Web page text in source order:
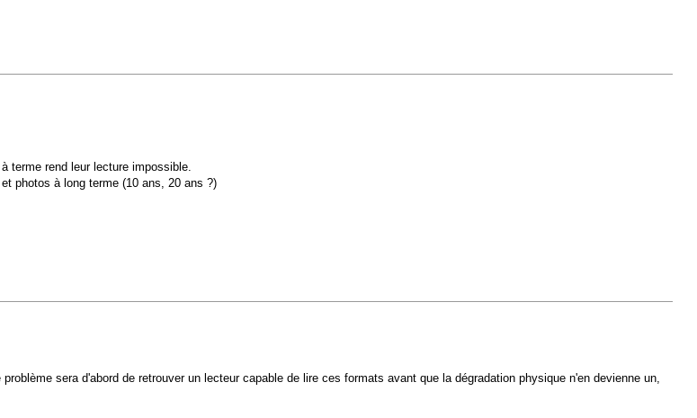
terme rend leur lecture impossible.
photos à long terme (10 ans, 20 ans ?)
sera d'abord de retrouver un lecteur capable de lire ces formats avant que la dégradation physique n'en devienne un,